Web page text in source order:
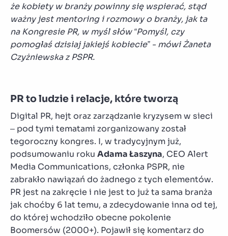
że kobiety w branży powinny się wspierać, stąd
ważny jest mentoring i rozmowy o branży, jak ta
na Kongresie PR, w myśl słów “Pomyśl, czy
pomogłaś dzisiaj jakiejś kobiecie” - mówi Żaneta
Czyżniewska z PSPR.
PR to ludzie i relacje, które tworzą
Digital PR, hejt oraz zarządzanie kryzysem w sieci
– pod tymi tematami zorganizowany został
tegoroczny kongres. I, w tradycyjnym już,
podsumowaniu roku Adama Łaszyna, CEO Alert
Media Communications, członka PSPR, nie
zabrakło nawiązań do żadnego z tych elementów.
PR jest na zakręcie i nie jest to już ta sama branża
jak choćby 6 lat temu, a zdecydowanie inna od tej,
do której wchodziło obecne pokolenie
Boomersów (2000+). Pojawił się komentarz do